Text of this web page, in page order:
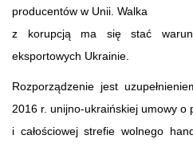
producentów w Unii. Walka
z korupcją ma się stać
eksportowych Ukrainie.
Rozporządzenie jest
2016 r. unijno-ukraińskiej umowy o
i całościowej strefie wolnego